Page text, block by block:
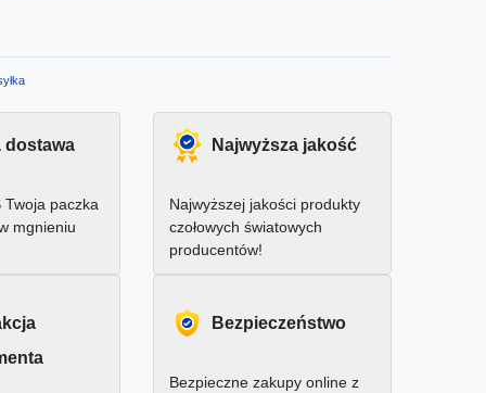
dostawa
Twoja paczka
mgnieniu
Najwyższa jakość
Najwyższej jakości produkty
czołowych światowych
producentów!
Bezpieczeństwo
Bezpieczne zakupy online z